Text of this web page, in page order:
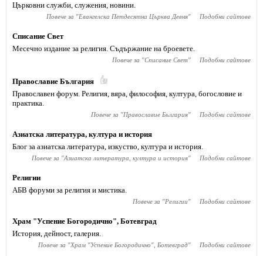
Църковни служби, служения, новини.
Повече за "Евангелска Петдесятна Църква Девня" Подобни сайтове
Списание Свет
Месечно издание за религия. Съдържание на броевете.
Повече за "Списание Свет" Подобни сайтове
Православие България
Православен форум. Религия, вяра, философия, култура, богословие и
практика.
Повече за "Православие България" Подобни сайтове
Азиатска литература, култура и история
Блог за азиатска литература, изкуство, култура и история.
Повече за "Азиатска литература, култура и история" Подобни сайтове
Религии
АБВ форуми за религия и мистика.
Повече за "Религии" Подобни сайтове
Храм "Успение Богородично", Ботевград
История, дейност, галерия.
Повече за "Храм "Успение Богородично", Ботевград" Подобни сайтове